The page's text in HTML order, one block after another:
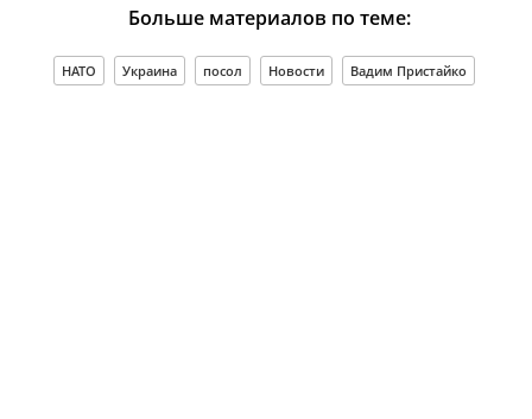
Больше материалов по теме:
НАТО Украина посол Новости Вадим Пристайко